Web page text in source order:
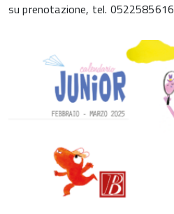
su prenotazione, tel. 0522585616